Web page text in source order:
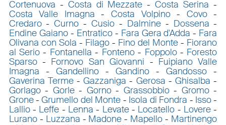
Cortenuova - Costa di Mezzate -Costa Serina -
Costa Valle Imagna - Costa Volpino- Covo-
Credaro-Curno -Cusio - Dalmine- Dossena -
Endine Gaiano- Entratico- Fara Gera d'Adda - Fara
Olivana con Sola - Filago- Fino del Monte - Fiorano
al Serio- Fontanella - Fonteno- Foppolo- Foresto
Sparso- Fornovo San Giovanni - Fuipiano Valle
Imagna - Gandellino-Gandino -Gandosso -
Gaverina Terme-Gazzaniga - Gerosa -Ghisalba -
Gorlago- Gorle- Gorno- Grassobbio- Gromo-
Grone-Grumello del Monte - Isola di Fondra - Isso-
Lallio- Leffe - Lenna - Levate- Locatello - Lovere -
Lurano- Luzzana - Madone - Mapello - Martinengo